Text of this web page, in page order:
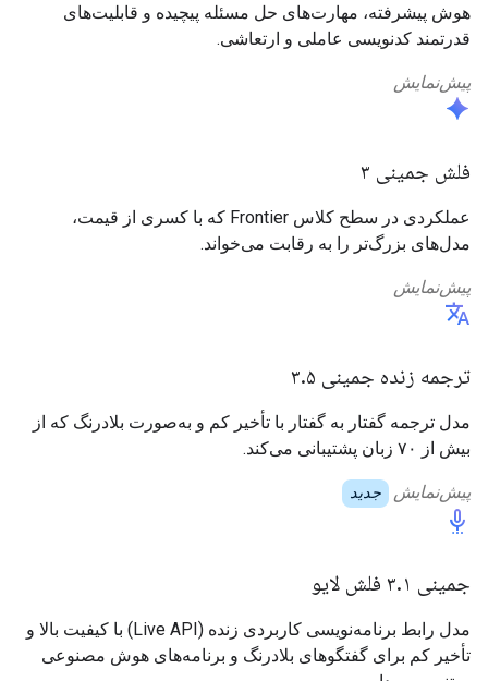
هوش پیشرفته، مهارت‌های حل مسئله پیچیده و قابلیت‌های
قدرتمند کدنویسی عاملی و ارتعاشی.
پیش‌نمایش
spark
فلش جمینی ۳
عملکردی در سطح کلاس Frontier که با کسری از قیمت،
مدل‌های بزرگ‌تر را به رقابت می‌خواند.
پیش‌نمایش
translate
ترجمه زنده جمینی ۳.۵
مدل ترجمه گفتار به گفتار با تأخیر کم و به‌صورت بلادرنگ که از
بیش از ۷۰ زبان پشتیبانی می‌کند.
پیش‌نمایش جدید
settings_voice
جمینی ۳.۱ فلش لایو
مدل رابط برنامه‌نویسی کاربردی زنده (Live API) با کیفیت بالا و
تأخیر کم برای گفتگوهای بلادرنگ و برنامه‌های هوش مصنوعی